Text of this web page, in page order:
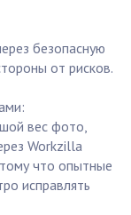
безопасную
от рисков.
вес фото,
Workzilla
что опытные
исправлять